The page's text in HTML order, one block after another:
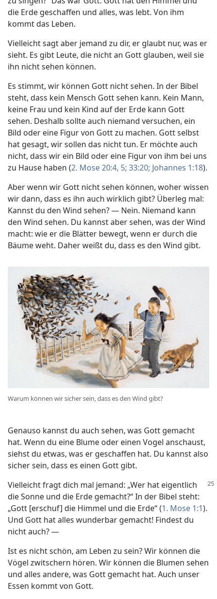
die Erde geschaffen und alles, was lebt. Von ihm
kommt das Leben.
Vielleicht sagt aber jemand zu dir, er glaubt nur, was er
sieht. Es gibt Leute, die nicht an Gott glauben, weil sie
ihn nicht sehen können.
Es stimmt, wir können Gott nicht sehen. In der Bibel
steht, dass kein Mensch Gott sehen kann. Kein Mann,
keine Frau und kein Kind auf der Erde kann Gott
sehen. Deshalb sollte auch niemand versuchen, ein
Bild oder eine Figur von Gott zu machen. Gott selbst
hat gesagt, wir sollen das nicht tun. Er möchte auch
nicht, dass wir ein Bild oder eine Figur von ihm bei uns
zu Hause haben (2. Mose 20:4, 5; 33:20; Johannes 1:18).
Aber wenn wir Gott nicht sehen können, woher wissen
wir dann, dass es ihn auch wirklich gibt? Überleg mal:
Kannst du den Wind sehen? — Nein. Niemand kann
den Wind sehen. Du kannst aber sehen, was der Wind
macht: wie er die Blätter bewegt, wenn er durch die
Bäume weht. Daher weißt du, dass es den Wind gibt.
Warum können wir sicher sein, dass es den Wind gibt?
Genauso kannst du auch sehen, was Gott gemacht
hat. Wenn du eine Blume oder einen Vogel anschaust,
siehst du etwas, was er geschaffen hat. Du kannst also
sicher sein, dass es einen Gott gibt.
Vielleicht fragt dich mal jemand: „Wer hat eigentlich
die Sonne und die Erde gemacht?“ In der Bibel steht:
„Gott [erschuf] die Himmel und die Erde“ (1. Mose 1:1).
Und Gott hat alles wunderbar gemacht! Findest du
nicht auch? —
Ist es nicht schön, am Leben zu sein? Wir können die
Vögel zwitschern hören. Wir können die Blumen sehen
und alles andere, was Gott gemacht hat. Auch unser
Essen kommt von Gott.